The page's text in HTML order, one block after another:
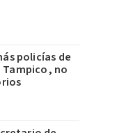
policías de
Tampico, no